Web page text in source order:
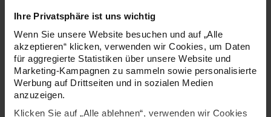
Ihre Privatsphäre ist uns wichtig
Wenn Sie unsere Website besuchen und auf „Alle
akzeptieren“ klicken, verwenden wir Cookies, um Daten
für aggregierte Statistiken über unsere Website und
Marketing-Kampagnen zu sammeln sowie personalisierte
Werbung auf Drittseiten und in sozialen Medien
anzuzeigen.
Klicken Sie auf „Alle ablehnen“, verwenden wir Cookies
Anhänger zum Verzieren von Geschenken oder anderen
weihnachtlichen Deko-Elementen.
- Strickherz-Anhänger zum Dekorieren
- Größe: 9,5x4x9cm